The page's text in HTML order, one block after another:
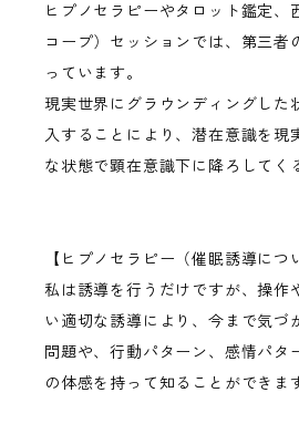
ヒプノセラピーやタロット鑑定、
コープ）セッションでは、第三者
っています。
現実世界にグラウンディングした
入することにより、潜在意識を現
な状態で顕在意識下に降ろしてく
【ヒプノセラピー（催眠誘導につ
私は誘導を行うだけですが、操作
い適切な誘導により、今まで気づ
問題や、行動パターン、感情パタ
の体感を持って知ることができま